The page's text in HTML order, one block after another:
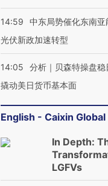
14:59
中东局势催化东南
光伏新政加速转型
14:05
分析｜贝森特操盘
撬动美日货币基本面
English - Caixin Global
In Depth:
LGFVs